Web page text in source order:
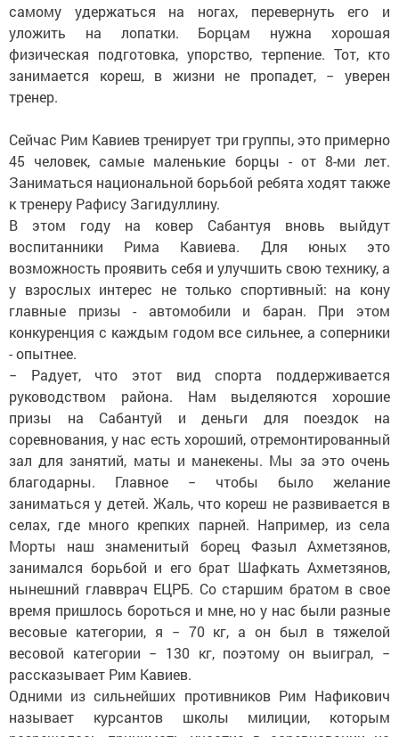
самому удержаться на ногах, перевернуть его и
уложить на лопатки. Борцам нужна хорошая
физическая подготовка, упорство, терпение. Тот, кто
занимается кореш, в жизни не пропадет, − уверен
тренер.
Сейчас Рим Кавиев тренирует три группы, это примерно
45 человек, самые маленькие борцы - от 8-ми лет.
Заниматься национальной борьбой ребята ходят также
к тренеру Рафису Загидуллину.
В этом году на ковер Сабантуя вновь выйдут
воспитанники Рима Кавиева. Для юных это
возможность проявить себя и улучшить свою технику, а
у взрослых интерес не только спортивный: на кону
главные призы - автомобили и баран. При этом
конкуренция с каждым годом все сильнее, а соперники
- опытнее.
− Радует, что этот вид спорта поддерживается
руководством района. Нам выделяются хорошие
призы на Сабантуй и деньги для поездок на
соревнования, у нас есть хороший, отремонтированный
зал для занятий, маты и манекены. Мы за это очень
благодарны. Главное − чтобы было желание
заниматься у детей. Жаль, что кореш не развивается в
селах, где много крепких парней. Например, из села
Морты наш знаменитый борец Фазыл Ахметзянов,
занимался борьбой и его брат Шафкать Ахметзянов,
нынешний главврач ЕЦРБ. Со старшим братом в свое
время пришлось бороться и мне, но у нас были разные
весовые категории, я − 70 кг, а он был в тяжелой
весовой категории − 130 кг, поэтому он выиграл, −
рассказывает Рим Кавиев.
Одними из сильнейших противников Рим Нафикович
называет курсантов школы милиции, которым